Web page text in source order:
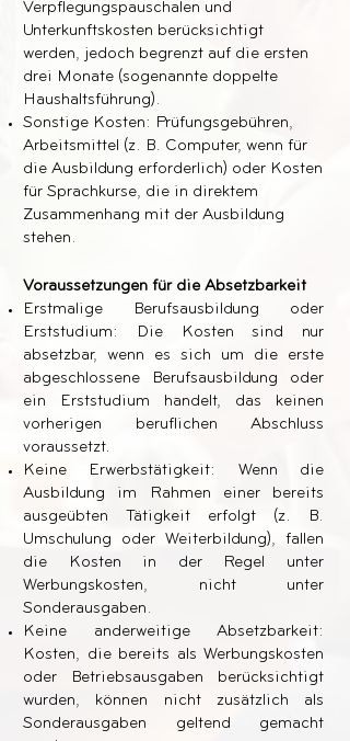
Verpflegungspauschalen und
Unterkunftskosten berücksichtigt
werden, jedoch begrenzt auf die ersten
drei Monate (sogenannte doppelte
Haushaltsführung).
Sonstige Kosten: Prüfungsgebühren,
Arbeitsmittel (z. B. Computer, wenn für
die Ausbildung erforderlich) oder Kosten
für Sprachkurse, die in direktem
Zusammenhang mit der Ausbildung
stehen.
Voraussetzungen für die Absetzbarkeit
Erstmalige Berufsausbildung oder
Erststudium: Die Kosten sind nur
absetzbar, wenn es sich um die erste
abgeschlossene Berufsausbildung oder
ein Erststudium handelt, das keinen
vorherigen beruflichen Abschluss
voraussetzt.
Keine Erwerbstätigkeit: Wenn die
Ausbildung im Rahmen einer bereits
ausgeübten Tätigkeit erfolgt (z. B.
Umschulung oder Weiterbildung), fallen
die Kosten in der Regel unter
Werbungskosten, nicht unter
Sonderausgaben.
Keine anderweitige Absetzbarkeit:
Kosten, die bereits als Werbungskosten
oder Betriebsausgaben berücksichtigt
wurden, können nicht zusätzlich als
Sonderausgaben geltend gemacht